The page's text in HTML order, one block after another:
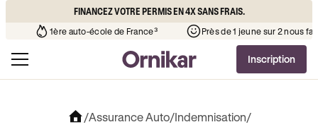
FINANCEZ VOTRE PERMIS EN 4X SANS FRAIS.
l’auto-école de votre quartier¹ 1ère auto-école de France³
Inscription
/Assurance Auto/Indemnisation/